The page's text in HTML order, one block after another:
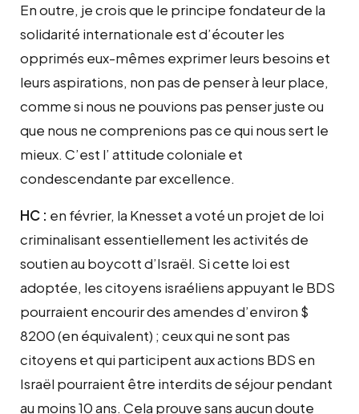
En outre, je crois que le principe fondateur de la
solidarité internationale est d’écouter les
opprimés eux-mêmes exprimer leurs besoins et
leurs aspirations, non pas de penser à leur place,
comme si nous ne pouvions pas penser juste ou
que nous ne comprenions pas ce qui nous sert le
mieux. C’est l’ attitude coloniale et
condescendante par excellence.
HC : en février, la Knesset a voté un projet de loi
criminalisant essentiellement les activités de
soutien au boycott d’Israël. Si cette loi est
adoptée, les citoyens israéliens appuyant le BDS
pourraient encourir des amendes d’environ $
8200 (en équivalent) ; ceux qui ne sont pas
citoyens et qui participent aux actions BDS en
Israël pourraient être interdits de séjour pendant
au moins 10 ans. Cela prouve sans aucun doute